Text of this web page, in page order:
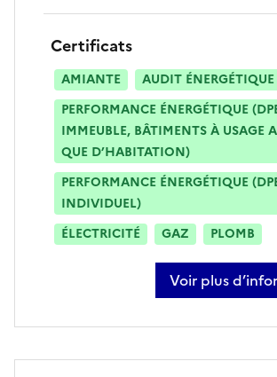
Certificats
AMIANTE
AUDIT ÉNERGÉTIQUE
PERFORMANCE ÉNERGÉTIQUE
IMMEUBLE, BÂTIMENTS À USAGE
QUE D’HABITATION)
PERFORMANCE ÉNERGÉTIQUE
INDIVIDUEL)
ÉLECTRICITÉ
GAZ PLOMB
Voir plus
sur jamele